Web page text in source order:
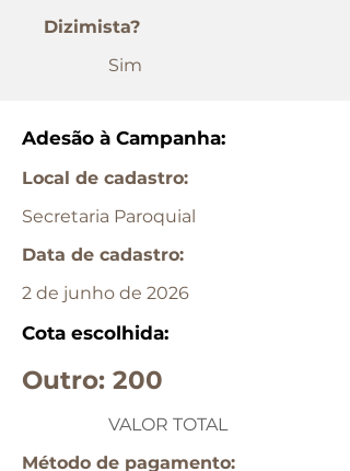
Dizimista?
Sim
Adesão à Campanha:
Local de cadastro:
Secretaria Paroquial
Data de cadastro:
2 de junho de 2026
Cota escolhida:
Outro: 200
VALOR TOTAL
Método de pagamento: